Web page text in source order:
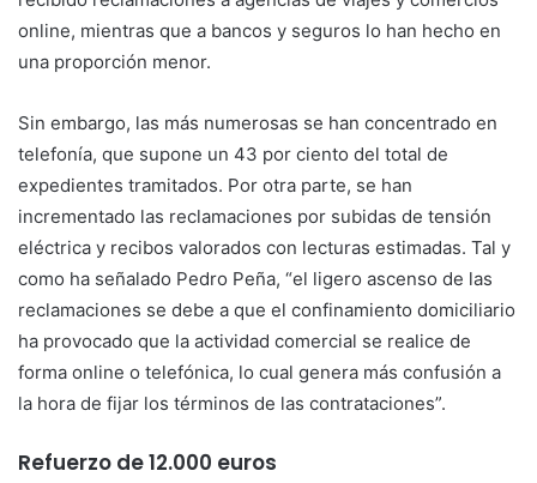
online, mientras que a bancos y seguros lo han hecho en
una proporción menor.
Sin embargo, las más numerosas se han concentrado en
telefonía, que supone un 43 por ciento del total de
expedientes tramitados. Por otra parte, se han
incrementado las reclamaciones por subidas de tensión
eléctrica y recibos valorados con lecturas estimadas. Tal y
como ha señalado Pedro Peña, “el ligero ascenso de las
reclamaciones se debe a que el confinamiento domiciliario
ha provocado que la actividad comercial se realice de
forma online o telefónica, lo cual genera más confusión a
la hora de fijar los términos de las contrataciones”.
Refuerzo de 12.000 euros